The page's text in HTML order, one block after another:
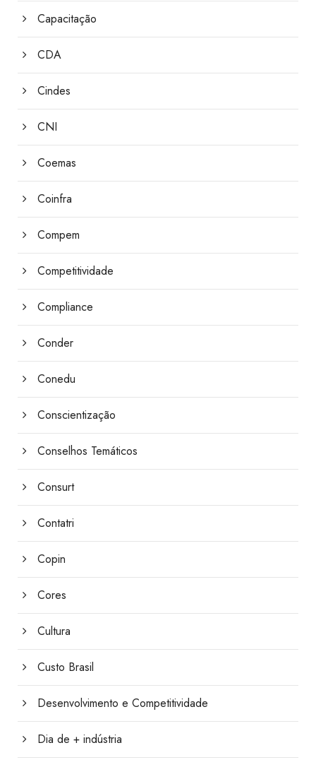
Capacitação
CDA
Cindes
CNI
Coemas
Coinfra
Compem
Competitividade
Compliance
Conder
Conedu
Conscientização
Conselhos Temáticos
Consurt
Contatri
Copin
Cores
Cultura
Custo Brasil
Desenvolvimento e Competitividade
Dia de + indústria